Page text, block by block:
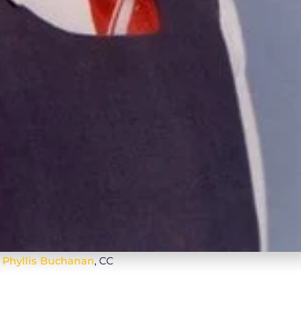
Phyllis Buchanan, CC